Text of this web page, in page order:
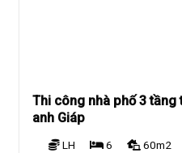
Thi công nhà phố 3 tầng
anh Giáp
LH 6 60m2